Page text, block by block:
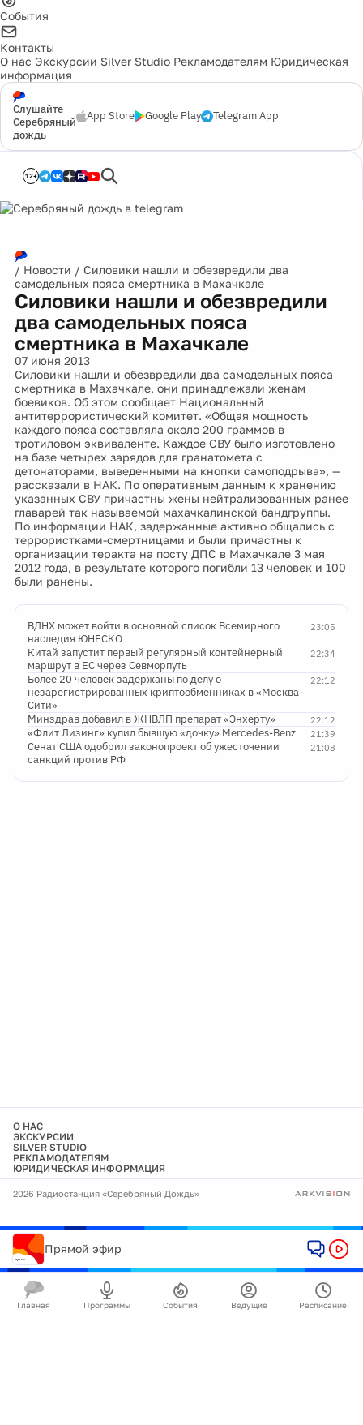
События
Контакты
О нас Экскурсии Silver Studio Рекламодателям Юридическая
информация
Слушайте
Серебряный
дождь
App Store Google Play Telegram App
12+
/ Новости / Силовики нашли и обезвредили два
самодельных пояса смертника в Махачкале
Силовики нашли и обезвредили
два самодельных пояса
смертника в Махачкале
07 июня 2013
Силовики нашли и обезвредили два самодельных пояса
смертника в Махачкале, они принадлежали женам
боевиков. Об этом сообщает Национальный
антитеррористический комитет. «Общая мощность
каждого пояса составляла около 200 граммов в
тротиловом эквиваленте. Каждое СВУ было изготовлено
на базе четырех зарядов для гранатомета с
детонаторами, выведенными на кнопки самоподрыва», —
рассказали в НАК. По оперативным данным к хранению
указанных СВУ причастны жены нейтрализованных ранее
главарей так называемой махачкалинской бандгруппы.
По информации НАК, задержанные активно общались с
террористками-смертницами и были причастны к
организации теракта на посту ДПС в Махачкале 3 мая
2012 года, в результате которого погибли 13 человек и 100
были ранены.
23:05
ВДНХ может войти в основной список Всемирного
наследия ЮНЕСКО
22:34
Китай запустит первый регулярный контейнерный
маршрут в ЕС через Севморпуть
22:12
Более 20 человек задержаны по делу о
незарегистрированных криптообменниках в «Москва-
Сити»
22:12
Минздрав добавил в ЖНВЛП препарат «Энхерту»
21:39
«Флит Лизинг» купил бывшую «дочку» Mercedes-Benz
21:08
Сенат США одобрил законопроект об ужесточении
санкций против РФ
О НАС
ЭКСКУРСИИ
SILVER STUDIO
РЕКЛАМОДАТЕЛЯМ
ЮРИДИЧЕСКАЯ ИНФОРМАЦИЯ
2026 Радиостанция «Серебряный Дождь»
Прямой эфир
Главная Программы События Ведущие Расписание